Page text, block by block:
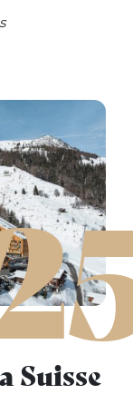
Suisse